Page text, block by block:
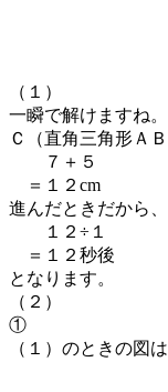
（１）
一瞬で解けますね。
Ｃ（直角三角形Ａ
７＋５
＝１２cm
進んだときだから、
１２÷１
＝１２秒後
となります。
（２）
①
（１）のときの図